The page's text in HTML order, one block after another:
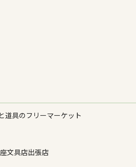
道具のフリーマーケット
文具店出張店